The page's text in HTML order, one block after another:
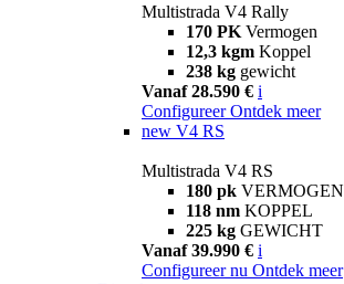
Multistrada V4 Rally
170 PK Vermogen
12,3 kgm Koppel
238 kg gewicht
Vanaf 28.590 € i
Configureer Ontdek meer
new V4 RS
Multistrada V4 RS
180 pk VERMOGEN
118 nm KOPPEL
225 kg GEWICHT
Vanaf 39.990 € i
Configureer nu Ontdek meer